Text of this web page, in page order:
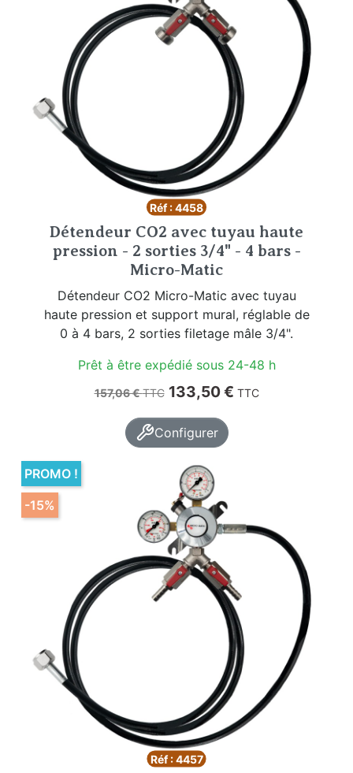
Réf : 4458
Détendeur CO2 avec tuyau haute
pression - 2 sorties 3/4" - 4 bars -
Micro-Matic
Détendeur CO2 Micro-Matic avec tuyau
haute pression et support mural, réglable de
0 à 4 bars, 2 sorties filetage mâle 3/4".
Prêt à être expédié sous 24-48 h
Prix de base
157,06 €TTC Prix
133,50 € TTC
Configurer
Réf : 4457
PROMO !
-15%